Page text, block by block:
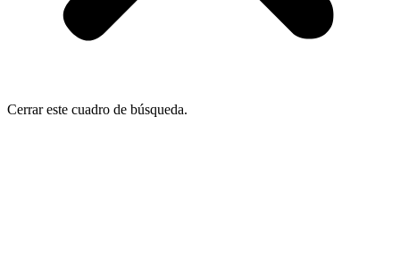
Cerrar este cuadro de búsqueda.